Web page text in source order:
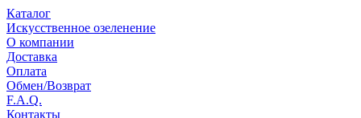
Каталог
Искусственное озеленение
О компании
Доставка
Оплата
Обмен/Возврат
F.A.Q.
Контакты